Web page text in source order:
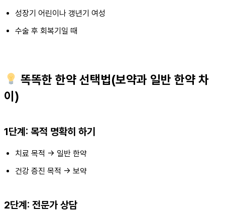
성장기 어린이나 갱년기 여성
수술 후 회복기일 때
똑똑한 한약 선택법(보약과 일반 한약 차
이)
1단계: 목적 명확히 하기
치료 목적 → 일반 한약
건강 증진 목적 → 보약
2단계: 전문가 상담